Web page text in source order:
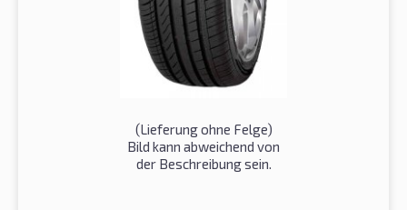
(Lieferung ohne Felge)
Bild kann abweichend von
der Beschreibung sein.